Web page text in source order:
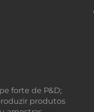
forte de P&D;
produtos